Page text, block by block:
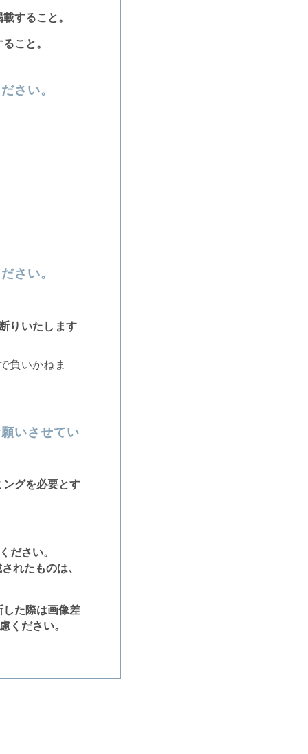
すること。
こと。
さい。
さい。
りいたします
負いかねま
いさせてい
グを必要とす
ださい。
れたものは、
た際は画像差
ください。